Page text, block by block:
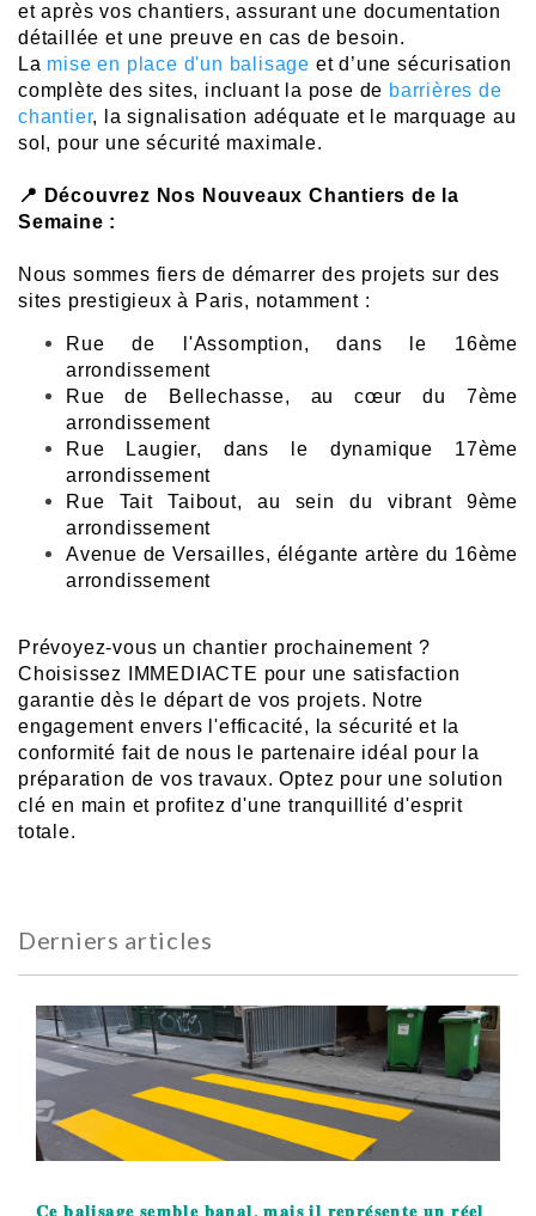
et après vos chantiers, assurant une documentation
détaillée et une preuve en cas de besoin.
La mise en place d'un balisage et d’une sécurisation
complète des sites, incluant la pose de barrières de
chantier, la signalisation adéquate et le marquage au
sol, pour une sécurité maximale.
📍 Découvrez Nos Nouveaux Chantiers de la
Semaine :
Nous sommes fiers de démarrer des projets sur des
sites prestigieux à Paris, notamment :
Rue de l'Assomption, dans le 16ème
arrondissement
Rue de Bellechasse, au cœur du 7ème
arrondissement
Rue Laugier, dans le dynamique 17ème
arrondissement
Rue Tait Taibout, au sein du vibrant 9ème
arrondissement
Avenue de Versailles, élégante artère du 16ème
arrondissement
Prévoyez-vous un chantier prochainement ?
Choisissez IMMEDIACTE pour une satisfaction
garantie dès le départ de vos projets. Notre
engagement envers l'efficacité, la sécurité et la
conformité fait de nous le partenaire idéal pour la
préparation de vos travaux. Optez pour une solution
clé en main et profitez d'une tranquillité d'esprit
totale.
Derniers articles
𝐂𝐞 𝐛𝐚𝐥𝐢𝐬𝐚𝐠𝐞 𝐬𝐞𝐦𝐛𝐥𝐞 𝐛𝐚𝐧𝐚𝐥, 𝐦𝐚𝐢𝐬 𝐢𝐥 𝐫𝐞𝐩𝐫𝐞́𝐬𝐞𝐧𝐭𝐞 𝐮𝐧 𝐫𝐞́𝐞𝐥